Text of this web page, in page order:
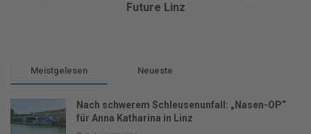
Future Linz
Meistgelesen Neueste
Nach schwerem Schleusenunfall: „Nasen-OP“
für Anna Katharina in Linz